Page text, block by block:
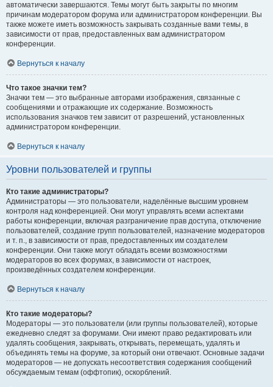
автоматически завершаются. Темы могут быть закрыты по многим
причинам модератором форума или администратором конференции. Вы
также можете иметь возможность закрывать созданные вами темы, в
зависимости от прав, предоставленных вам администратором
конференции.
Вернуться к началу
Что такое значки тем?
Значки тем — это выбранные авторами изображения, связанные с
сообщениями и отражающие их содержание. Возможность
использования значков тем зависит от разрешений, установленных
администратором конференции.
Вернуться к началу
Уровни пользователей и группы
Кто такие администраторы?
Администраторы — это пользователи, наделённые высшим уровнем
контроля над конференцией. Они могут управлять всеми аспектами
работы конференции, включая разграничение прав доступа, отключение
пользователей, создание групп пользователей, назначение модераторов
и т. п., в зависимости от прав, предоставленных им создателем
конференции. Они также могут обладать всеми возможностями
модераторов во всех форумах, в зависимости от настроек,
произведённых создателем конференции.
Вернуться к началу
Кто такие модераторы?
Модераторы — это пользователи (или группы пользователей), которые
ежедневно следят за форумами. Они имеют право редактировать или
удалять сообщения, закрывать, открывать, перемещать, удалять и
объединять темы на форуме, за который они отвечают. Основные задачи
модераторов — не допускать несоответствия содержания сообщений
обсуждаемым темам (оффтопик), оскорблений.